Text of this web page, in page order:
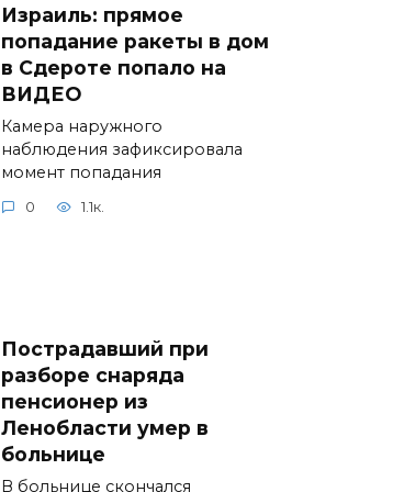
Израиль: прямое
попадание ракеты в дом
в Сдероте попало на
ВИДЕО
Камера наружного
наблюдения зафиксировала
момент попадания
0 1.1к.
Пострадавший при
разборе снаряда
пенсионер из
Ленобласти умер в
больнице
В больнице скончался